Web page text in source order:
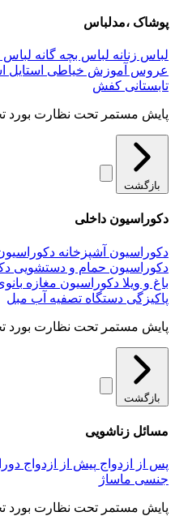
پوشاک ،مدلباس
لباس زنانه لباس بچه گانه
عروس آموزش خیاطی استایل
تابستانی کفش
پایش مستمر تحت نظارت
بازگشت
دکوراسیون داخلی
دکوراسیون آشپزخانه
دکوراسیون حمام و دستشویی
باغ و ویلا دکوراسیون مغازه
پاکیزگی دستگاه تصفیه آب مبل
پایش مستمر تحت نظارت
بازگشت
مسائل زناشویی
پس از ازدواج پیش از ازدواج
جنسی ماساژ
پایش مستمر تحت نظارت